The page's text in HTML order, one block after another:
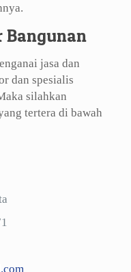
jasa dan
dan spesialis
silahkan
tertera di bawah